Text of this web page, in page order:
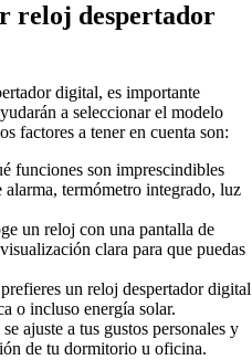
reloj despertador
digital, es importante
a seleccionar el modelo
factores a tener en cuenta son:
funciones son imprescindibles
termómetro integrado, luz
un reloj con una pantalla de
clara para que puedas
un reloj despertador digital
o incluso energía solar.
ajuste a tus gustos personales y
de tu dormitorio u oficina.